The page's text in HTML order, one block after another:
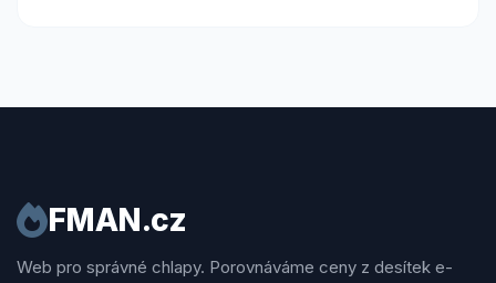
FMAN.cz
Web pro správné chlapy. Porovnáváme ceny z desítek e-